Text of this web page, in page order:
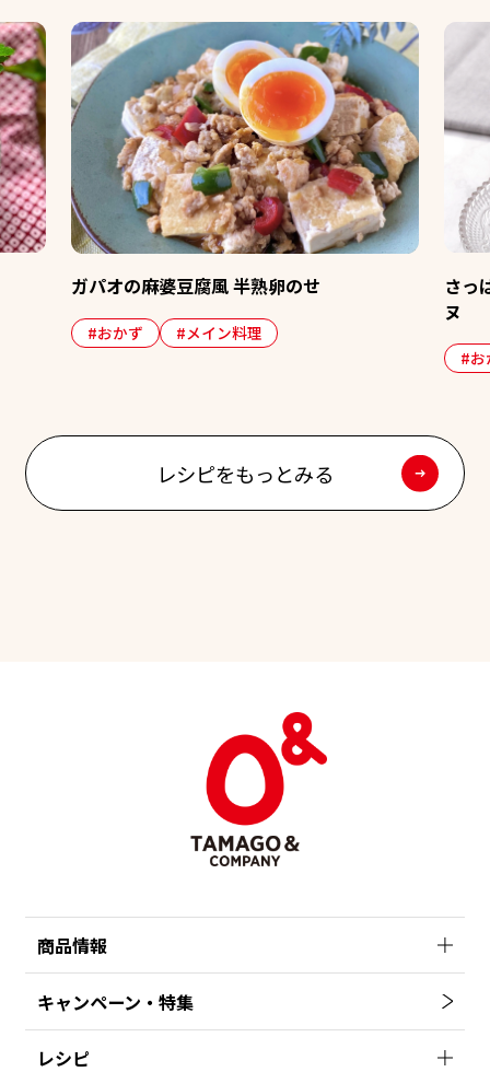
豆腐風 半熟卵のせ
#メイン料理
さっぱり！夏野菜とゆで
#おつまみ
レシピをもっとみる
商品情報
キャンペーン・特集
レシピ